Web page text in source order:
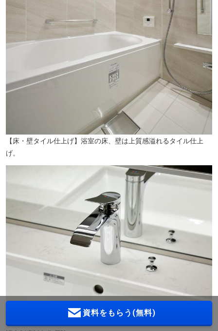
【床・壁タイル仕上げ】浴室の床、壁は上質感溢れるタイル仕上
げ。
【ハンスグローエ社製水栓】機能美を追求するドイツの老舗水栓金
資料をもらう(無料)